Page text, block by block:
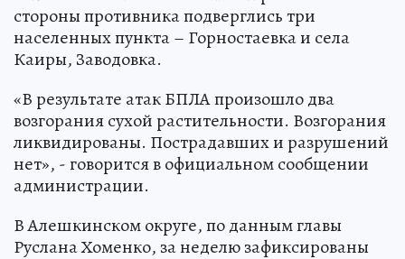
стороны противника подверглись три
населенных пункта – Горностаевка и села
Каиры, Заводовка.
«В результате атак БПЛА произошло два
возгорания сухой растительности. Возгорания
ликвидированы. Пострадавших и разрушений
нет», - говорится в официальном сообщении
администрации.
В Алешкинском округе, по данным главы
Руслана Хоменко, за неделю зафиксированы